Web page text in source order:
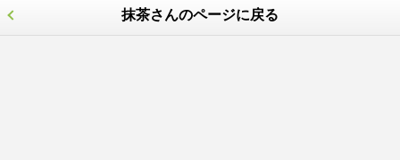
抹茶さんのページに戻る